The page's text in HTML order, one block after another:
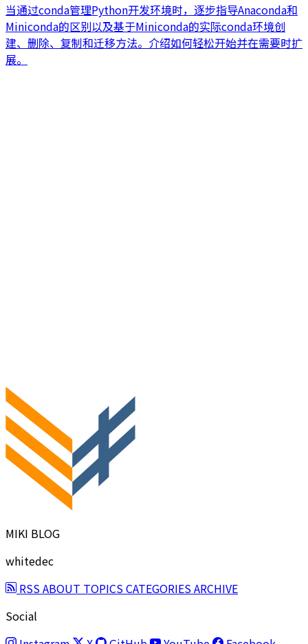
当通过conda管理Python开发环境时，逐步指导Anaconda和
Miniconda的区别以及基于Miniconda的实际conda环境创
建、删除、复制和迁移方法。介绍如何轻松开始并在需要时扩
展。
MIKI BLOG
whitedec
RSSABOUT TOPICSCATEGORIESARCHIVE
Social